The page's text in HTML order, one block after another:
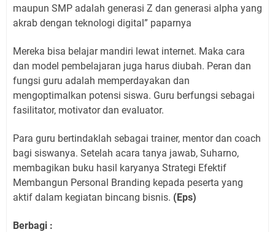
maupun SMP adalah generasi Z dan generasi alpha yang
akrab dengan teknologi digital” paparnya
Mereka bisa belajar mandiri lewat internet. Maka cara
dan model pembelajaran juga harus diubah. Peran dan
fungsi guru adalah memperdayakan dan
mengoptimalkan potensi siswa. Guru berfungsi sebagai
fasilitator, motivator dan evaluator.
Para guru bertindaklah sebagai trainer, mentor dan coach
bagi siswanya. Setelah acara tanya jawab, Suharno,
membagikan buku hasil karyanya Strategi Efektif
Membangun Personal Branding kepada peserta yang
aktif dalam kegiatan bincang bisnis. (Eps)
Berbagi :